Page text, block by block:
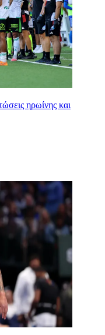
ηρωίνης και